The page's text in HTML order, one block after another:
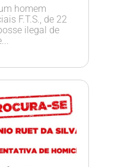
homem
F.T.S., de 22
ilegal de